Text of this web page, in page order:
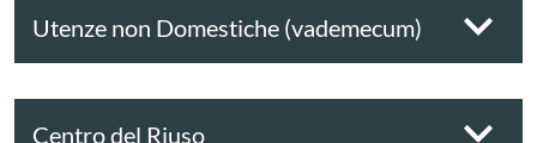
Utenze non Domestiche (vademecum)
Centro del Riuso